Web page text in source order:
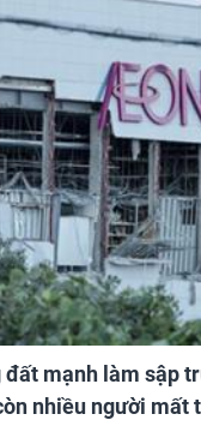
đất mạnh làm sập
nhiều người mất